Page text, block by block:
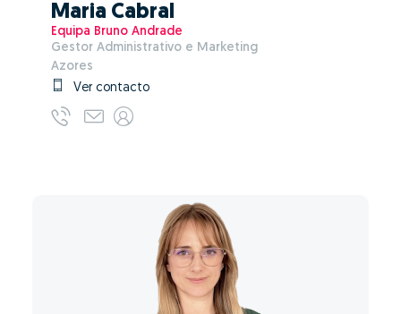
Maria Cabral
Equipa Bruno Andrade
Gestor Administrativo e Marketing
Azores
Ver contacto